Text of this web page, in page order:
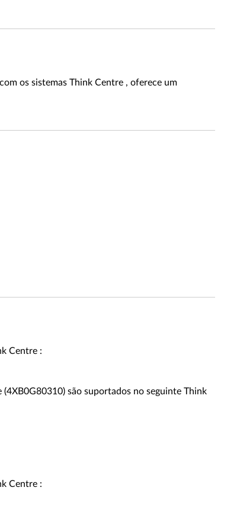
os sistemas Think Centre , oferece um
Centre :
são suportados no seguinte Think
Centre :